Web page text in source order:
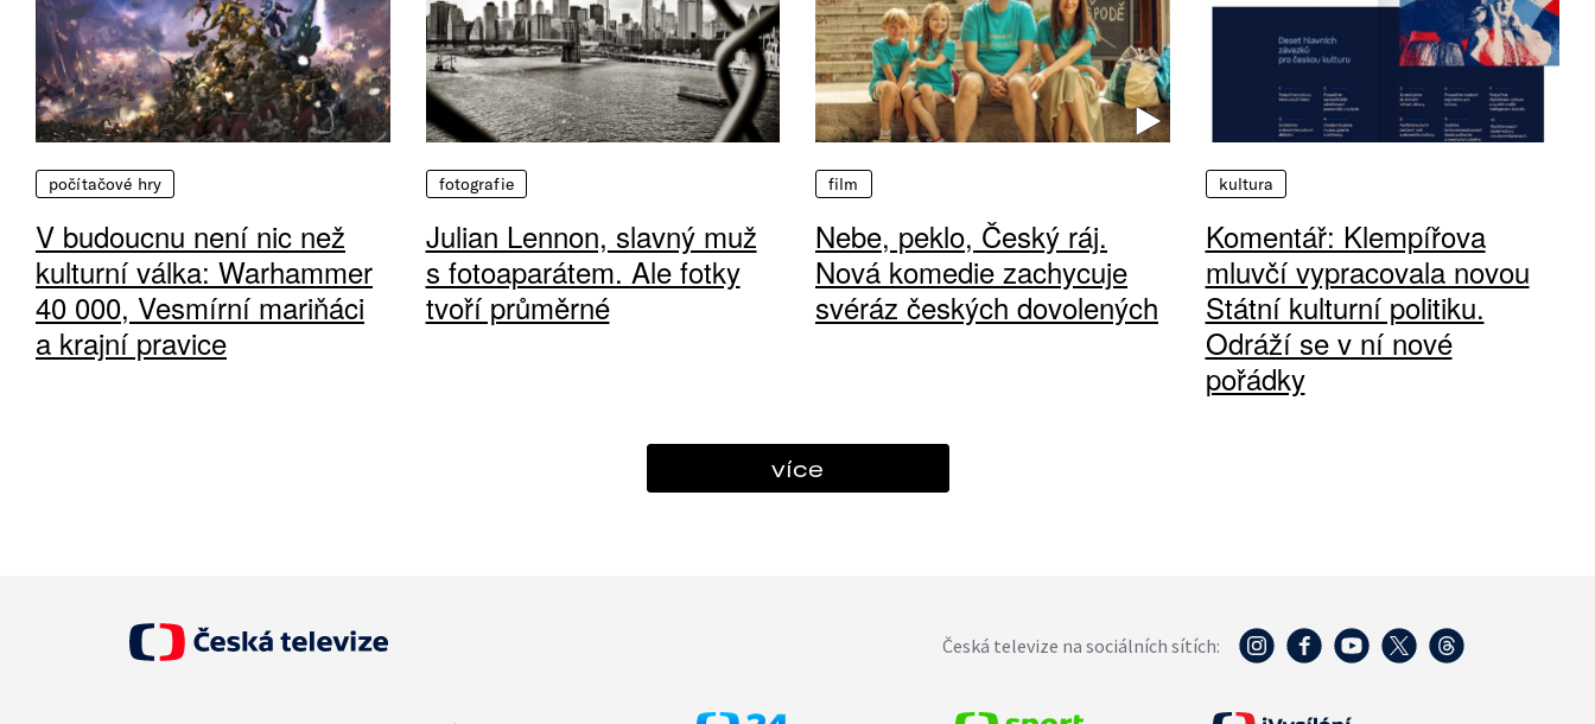
počítačové hry
V budoucnu není nic než
kulturní válka: Warhammer
40 000, Vesmírní mariňáci
a krajní pravice
fotografie
Julian Lennon, slavný muž
s fotoaparátem. Ale fotky
tvoří průměrné
film
Nebe, peklo, Český ráj.
Nová komedie zachycuje
svéráz českých dovolených
kultura
Komentář: Klempířova
mluvčí vypracovala novou
Státní kulturní politiku.
Odráží se v ní nové
pořádky
více
Česká televize na sociálních sítích: